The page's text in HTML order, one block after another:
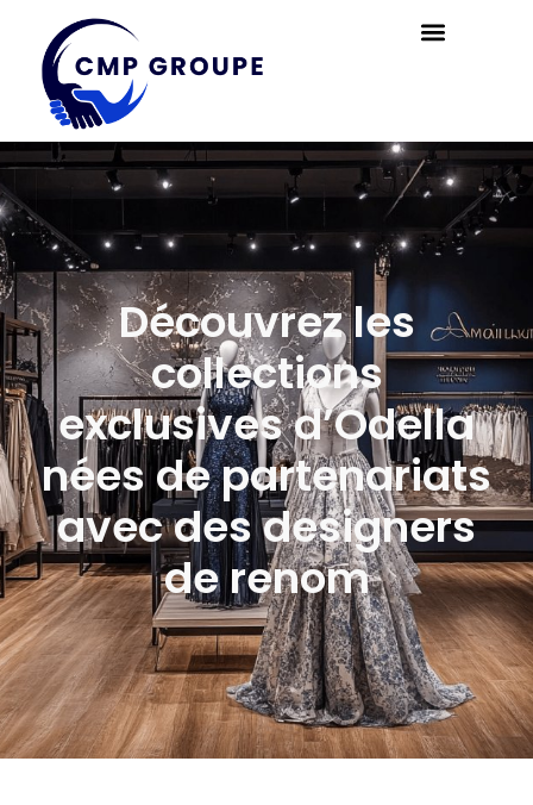
Découvrez les
collections
exclusives d’Odella
nées de partenariats
avec des designers
de renom